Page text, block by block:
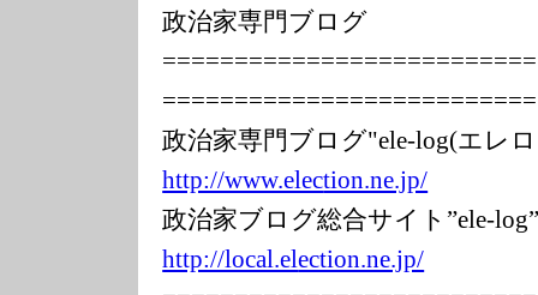
政治家専門ブログ
===============
===============
政治家専門ブログ"ele-log(エ
http://www.election.ne.jp/
政治家ブログ総合サイト”ele-
http://local.election.ne.jp/